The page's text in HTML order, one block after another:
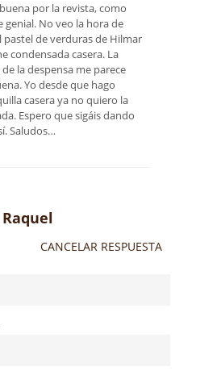
por la revista, como
genial. No veo la hora de
pastel de verduras de Hilmar
condensada casera. La
la despensa me parece
Yo desde que hago
casera ya no quiero la
Espero que sigáis dando
Saludos…
Raquel
CANCELAR RESPUESTA